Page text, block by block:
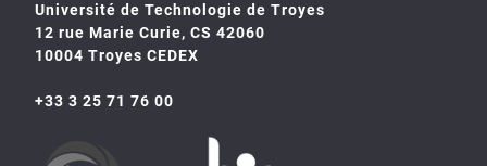
Université de Technologie de Troyes
12 rue Marie Curie, CS 42060
10004 Troyes CEDEX
+33 3 25 71 76 00